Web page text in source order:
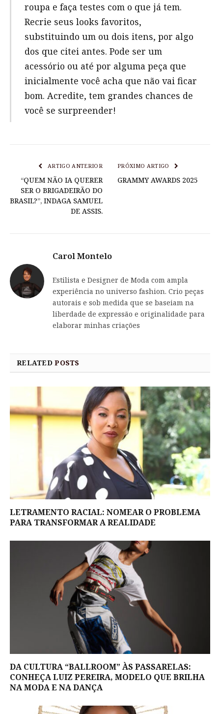
roupa e faça testes com o que já tem.
Recrie seus looks favoritos,
substituindo um ou dois itens, por algo
dos que citei antes. Pode ser um
acessório ou até por alguma peça que
inicialmente você acha que não vai ficar
bom. Acredite, tem grandes chances de
você se surpreender!
ARTIGO ANTERIOR
“QUEM NÃO IA QUERER
SER O BRIGADEIRÃO DO
BRASIL?”, INDAGA SAMUEL
DE ASSIS.
PRÓXIMO ARTIGO
GRAMMY AWARDS 2025
Carol Montelo
Estilista e Designer de Moda com ampla
experiência no universo fashion. Crio peças
autorais e sob medida que se baseiam na
liberdade de expressão e originalidade para
elaborar minhas criações
RELATEDPOSTS
LETRAMENTO RACIAL: NOMEAR O PROBLEMA
PARA TRANSFORMAR A REALIDADE
DA CULTURA “BALLROOM” ÀS PASSARELAS:
CONHEÇA LUIZ PEREIRA, MODELO QUE BRILHA
NA MODA E NA DANÇA